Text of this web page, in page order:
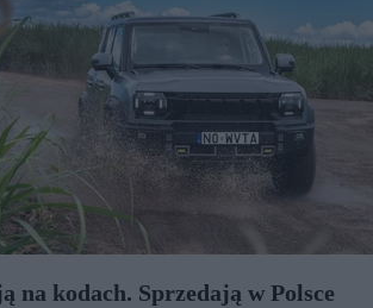
na kodach. Sprzedają w Polsce